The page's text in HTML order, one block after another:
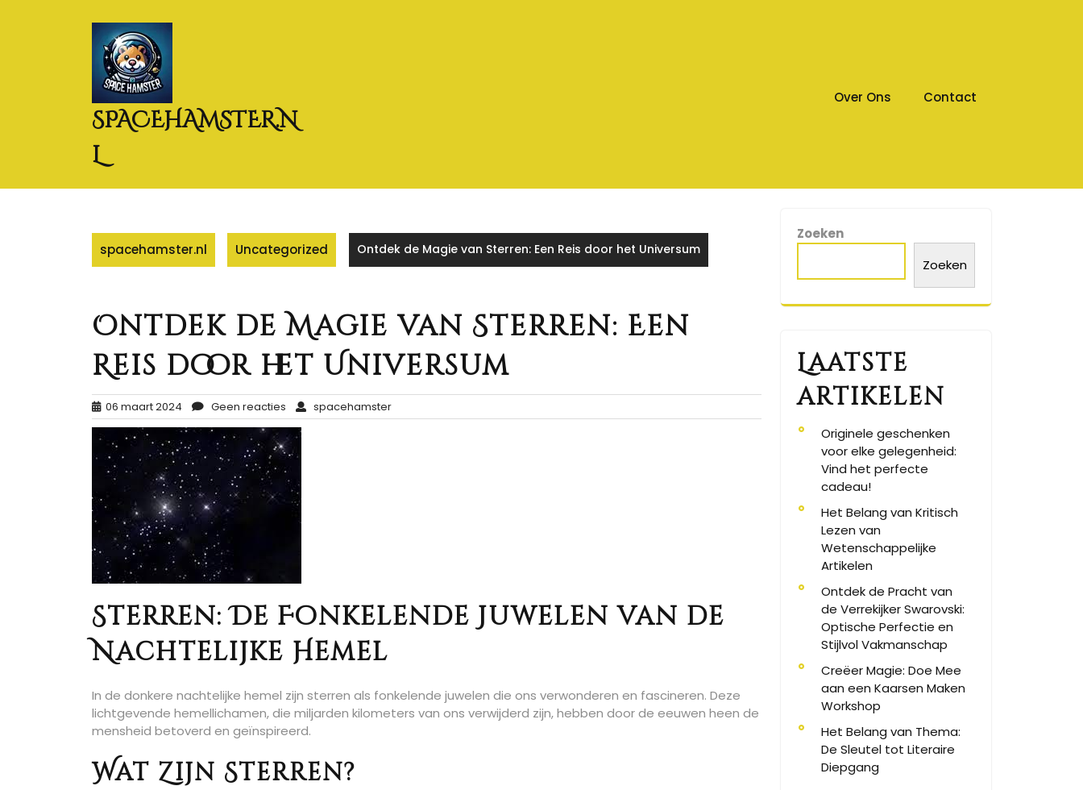
SPACEHAMSTER.N
L
Over Ons Contact
spacehamster.nl Uncategorized Ontdek de Magie van Sterren: Een Reis door het Universum
Ontdek de Magie van Sterren: Een
Reis door het Universum
06 maart 2024 Geen reacties spacehamster
Sterren: De Fonkelende Juwelen van de
Nachtelijke Hemel
In de donkere nachtelijke hemel zijn sterren als fonkelende juwelen die ons verwonderen en fascineren. Deze
lichtgevende hemellichamen, die miljarden kilometers van ons verwijderd zijn, hebben door de eeuwen heen de
mensheid betoverd en geïnspireerd.
Wat Zijn Sterren?
Zoeken
Zoeken
Laatste
artikelen
Originele geschenken
voor elke gelegenheid:
Vind het perfecte
cadeau!
Het Belang van Kritisch
Lezen van
Wetenschappelijke
Artikelen
Ontdek de Pracht van
de Verrekijker Swarovski:
Optische Perfectie en
Stijlvol Vakmanschap
Creëer Magie: Doe Mee
aan een Kaarsen Maken
Workshop
Het Belang van Thema:
De Sleutel tot Literaire
Diepgang